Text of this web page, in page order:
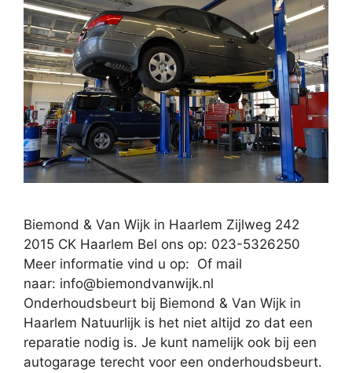
Biemond & Van Wijk in Haarlem Zijlweg 242
2015 CK Haarlem Bel ons op: 023-5326250
Meer informatie vind u op: Of mail
naar: info@biemondvanwijk.nl
Onderhoudsbeurt bij Biemond & Van Wijk in
Haarlem Natuurlijk is het niet altijd zo dat een
reparatie nodig is. Je kunt namelijk ook bij een
autogarage terecht voor een onderhoudsbeurt.